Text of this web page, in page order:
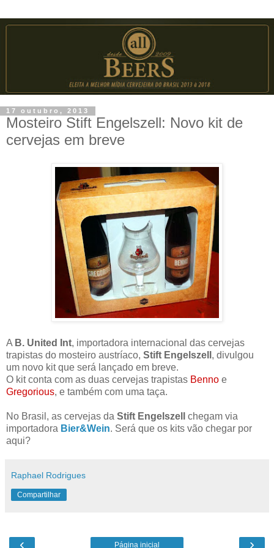
17 outubro, 2013
Mosteiro Stift Engelszell: Novo kit de
cervejas em breve
A B. United Int, importadora internacional das cervejas
trapistas do mosteiro austríaco, Stift Engelszell , divulgou
um novo kit que será lançado em breve.
O kit conta com as duas cervejas trapistas Benno e
Gregorious, e também com uma taça.
No Brasil, as cervejas da Stift Engelszell chegam via
importadora Bier&Wein. Será que os kits vão chegar por
aqui?
Raphael Rodrigues
Compartilhar
‹ ›
Página inicial